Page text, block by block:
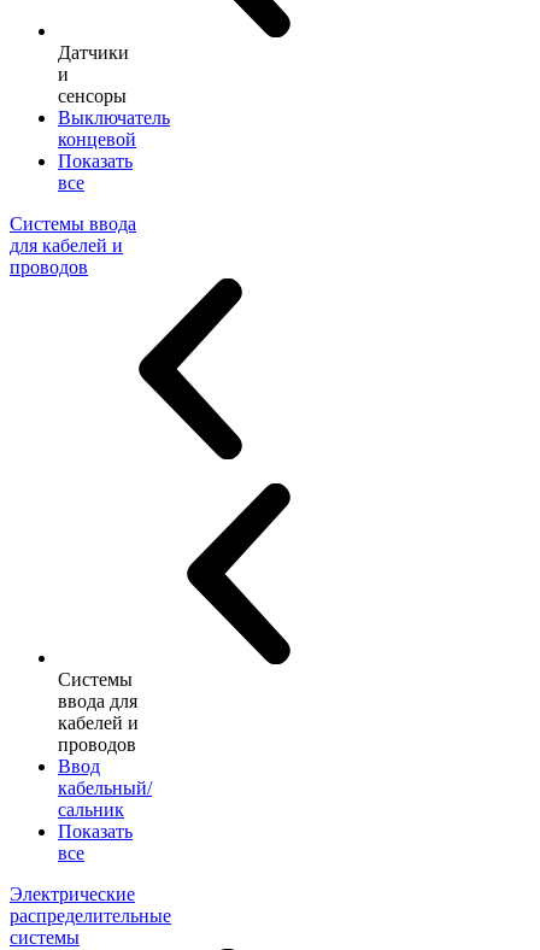
Датчики
и
сенсоры
Выключатель
концевой
Показать
все
Системы ввода
для кабелей и
проводов
Системы
ввода для
кабелей и
проводов
Ввод
кабельный/
сальник
Показать
все
Электрические
распределительные
системы